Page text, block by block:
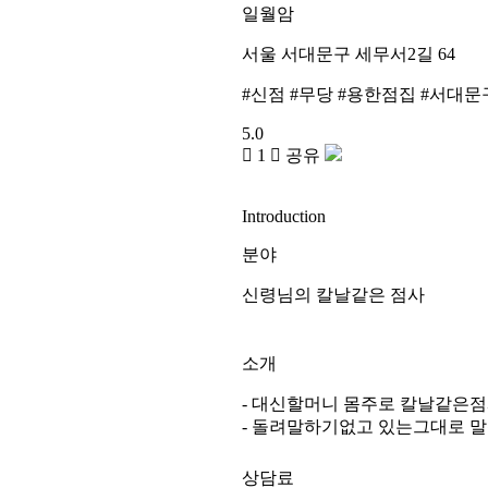
일월암
서울 서대문구 세무서2길 64
#신점 #무당 #용한점집 #서대문
5.0
1
공유
Introduction
분야
신령님의 칼날같은 점사
소개
- 대신할머니 몸주로 칼날같은
- 돌려말하기없고 있는그대로
상담료